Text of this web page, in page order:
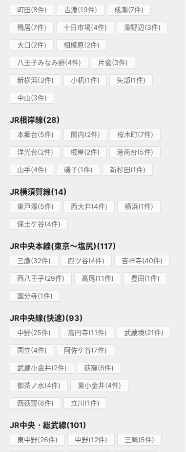
町田(8件) 古淵(19件) 成瀬(7件)
鴨居(7件) 十日市場(4件) 淵野辺(3件)
大口(2件) 相模原(2件)
八王子みなみ野(4件) 片倉(3件)
新横浜(3件) 小机(1件) 矢部(1件)
中山(3件)
JR根岸線(28)
本郷台(5件) 関内(2件) 桜木町(7件)
洋光台(2件) 根岸(2件) 港南台(5件)
山手(4件) 磯子(1件) 新杉田(1件)
JR横須賀線(14)
東戸塚(5件) 西大井(4件) 横浜(1件)
保土ケ谷(4件)
JR中央本線(東京～塩尻)(117)
三鷹(32件) 四ツ谷(4件) 吉祥寺(40件)
西八王子(29件) 高尾(11件) 豊田(1件)
国分寺(1件)
JR中央線(快速)(93)
中野(25件) 高円寺(11件) 武蔵境(21件)
国立(4件) 阿佐ケ谷(7件)
武蔵小金井(2件) 荻窪(6件)
御茶ノ水(4件) 東小金井(4件)
西荻窪(8件) 立川(1件)
JR中央・総武線(101)
東中野(26件) 中野(12件) 三鷹(5件)